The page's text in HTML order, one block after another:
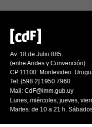
Av. 18 de Julio 885
(entre Andes y Convención)
CP 11100. Montevideo.
Tel: [598 2] 1950 7960
Mail: CdF@imm.gub.uy
Lunes, miércoles, jueves,
Martes: de 10 a 21 h.